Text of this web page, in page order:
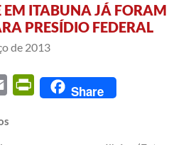
EM ITABUNA JÁ FORAM
PRESÍDIO FEDERAL
de 2013
Email PrintFriendly
Share